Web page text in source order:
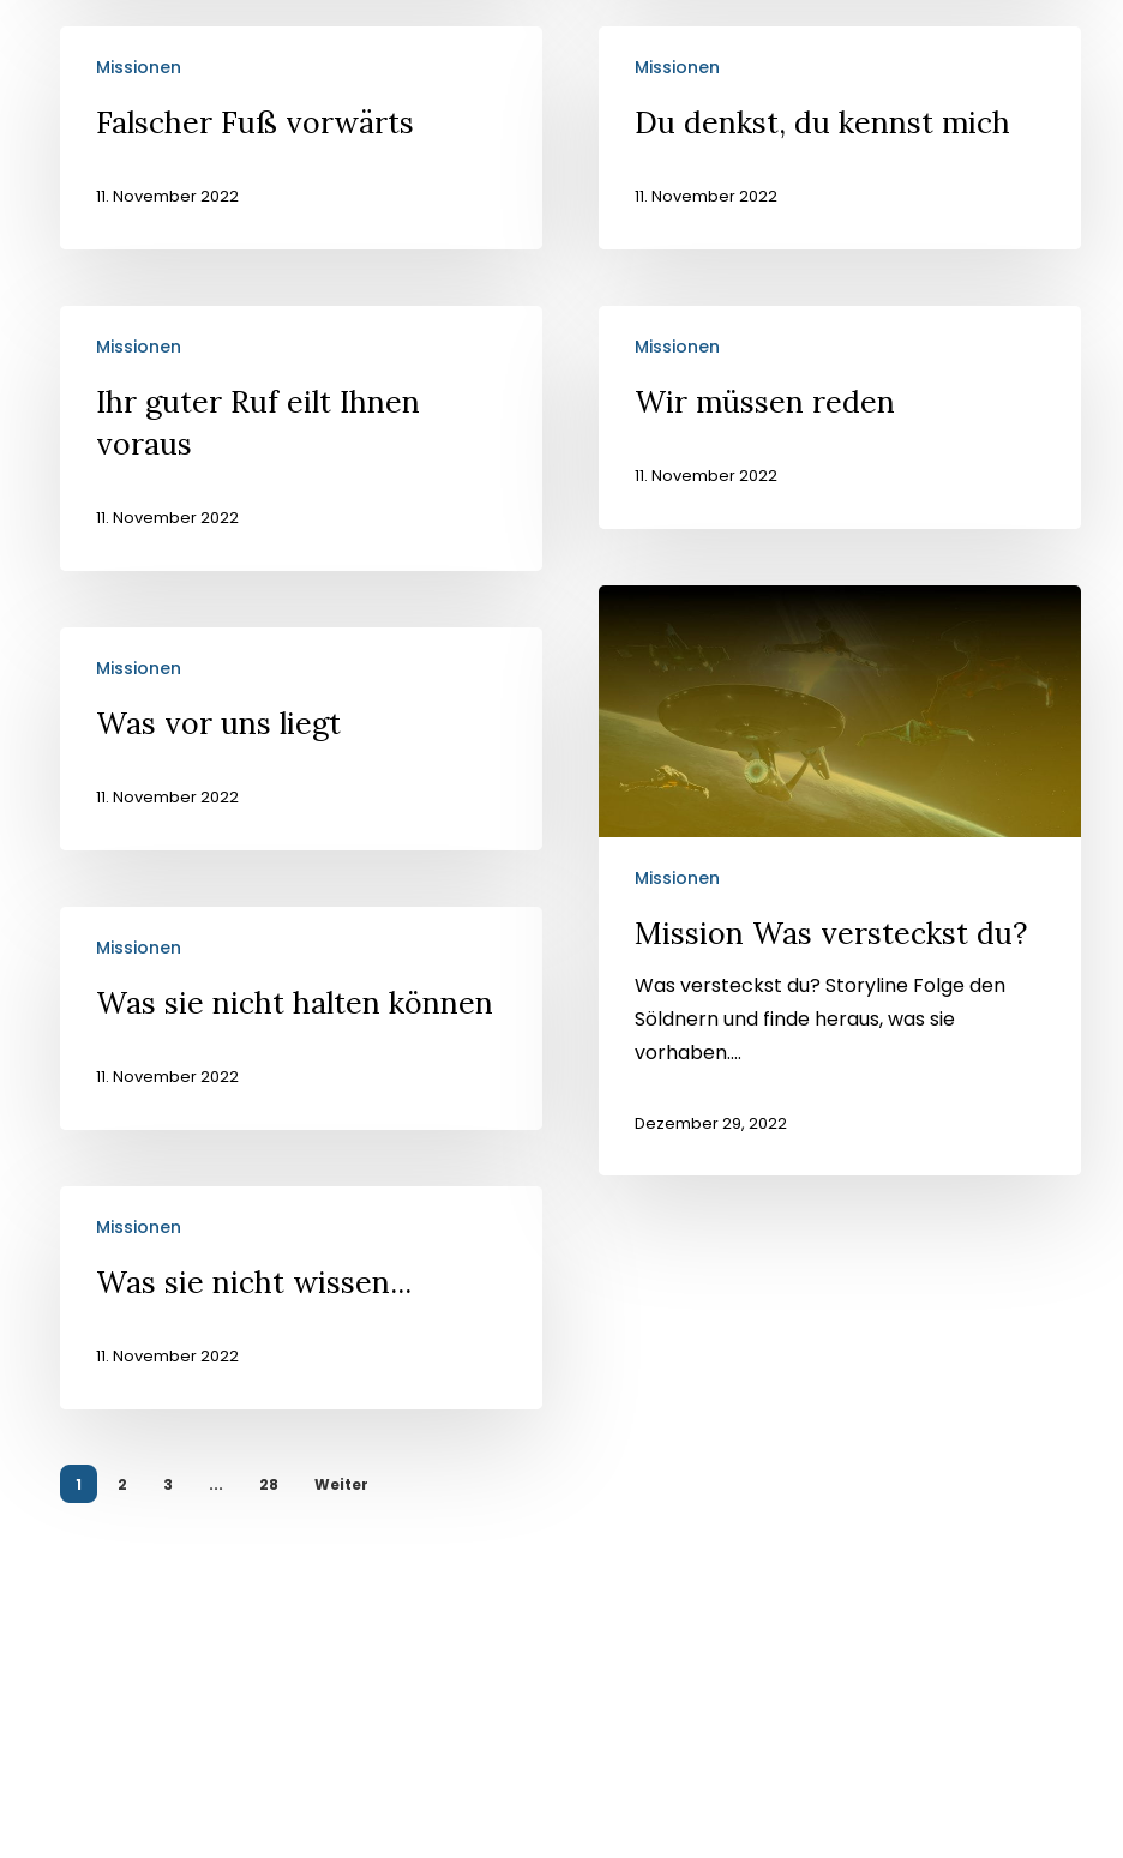
vorwärts
Missionen
Falscher Fuß vorwärts
11. November 2022
denkst,
kennst
Missionen
Du denkst, du kennst mich
11. November 2022
guter
Ihnen
Missionen
Ihr guter Ruf eilt Ihnen
voraus
11. November 2022
müssen
reden
Missionen
Wir müssen reden
11. November 2022
versteckst
du?
Missionen
Mission Was versteckst du?
Was versteckst du? Storyline Folge den
Söldnern und finde heraus, was sie
vorhaben....
Dezember 29, 2022
Missionen
Was vor uns liegt
11. November 2022
nicht
halten
Missionen
Was sie nicht halten können
11. November 2022
nicht
wissen...
Missionen
Was sie nicht wissen...
11. November 2022
1 2 3 ... 28 Weiter